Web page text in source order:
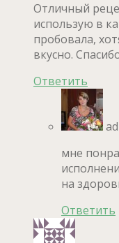
Отличный
использую в
пробовала,
вкусно.
Ответить
мне
на
Ответить